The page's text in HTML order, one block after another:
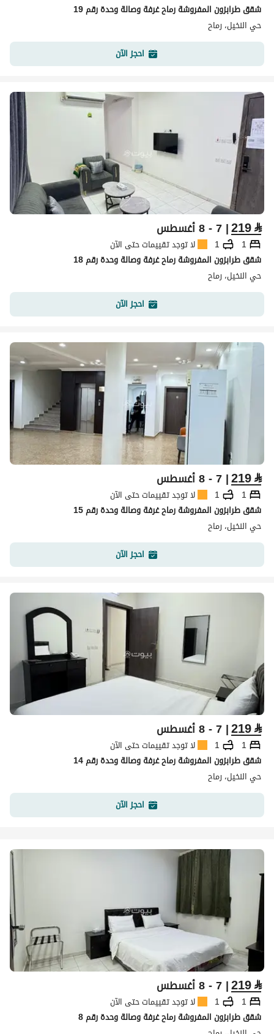
شقق طرابزون المفروشة رماح غرفة وصالة وحدة رقم 19
حي النخيل، رماح
احجز الآن
⃁
219| 7 - 8 أغسطس
1
1
لا توجد تقييمات حتى الآن
شقق طرابزون المفروشة رماح غرفة وصالة وحدة رقم 18
حي النخيل، رماح
احجز الآن
⃁
219| 7 - 8 أغسطس
1
1
لا توجد تقييمات حتى الآن
شقق طرابزون المفروشة رماح غرفة وصالة وحدة رقم 15
حي النخيل، رماح
احجز الآن
⃁
219| 7 - 8 أغسطس
1
1
لا توجد تقييمات حتى الآن
شقق طرابزون المفروشة رماح غرفة وصالة وحدة رقم 14
حي النخيل، رماح
احجز الآن
⃁
219| 7 - 8 أغسطس
1
1
لا توجد تقييمات حتى الآن
شقق طرابزون المفروشة رماح غرفة وصالة وحدة رقم 8